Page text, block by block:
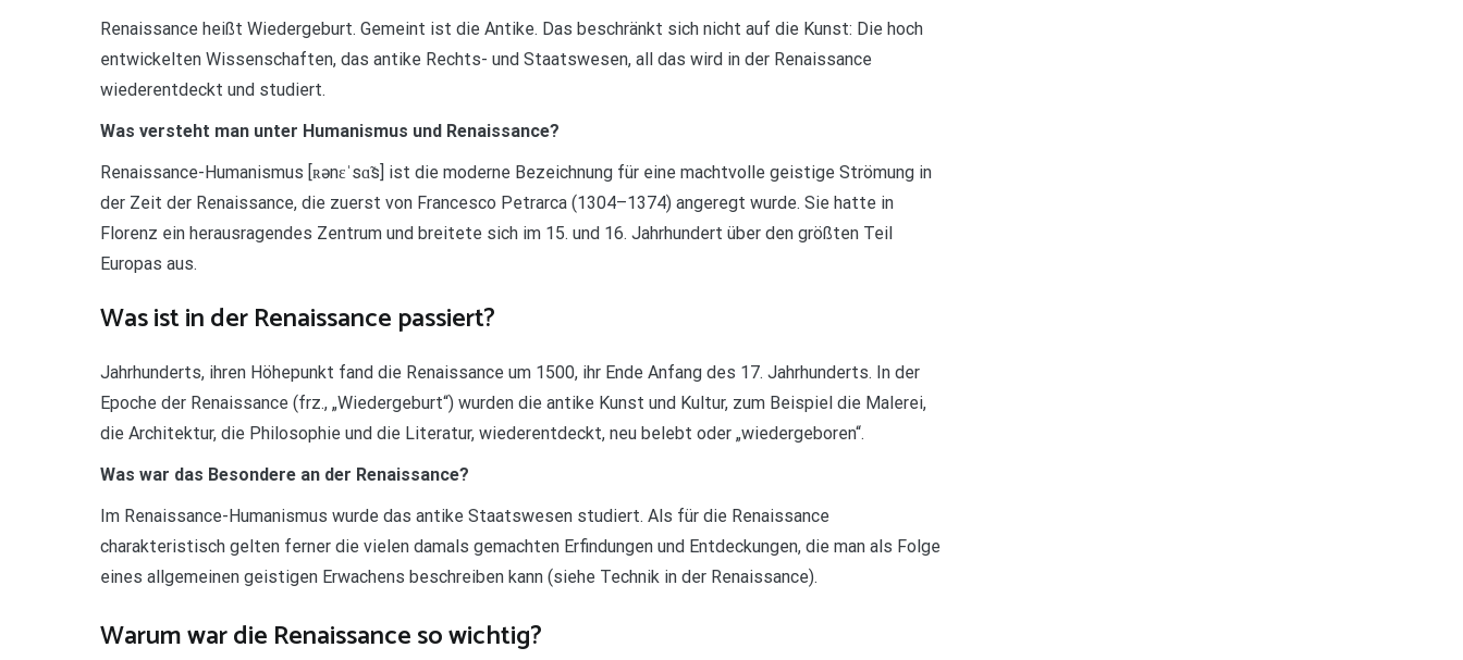
Renaissance heißt Wiedergeburt. Gemeint ist die Antike. Das beschränkt sich nicht auf die Kunst: Die hoch
entwickelten Wissenschaften, das antike Rechts- und Staatswesen, all das wird in der Renaissance
wiederentdeckt und studiert.
Was versteht man unter Humanismus und Renaissance?
Renaissance-Humanismus [ʀənɛˈsɑ̃s] ist die moderne Bezeichnung für eine machtvolle geistige Strömung in
der Zeit der Renaissance, die zuerst von Francesco Petrarca (1304–1374) angeregt wurde. Sie hatte in
Florenz ein herausragendes Zentrum und breitete sich im 15. und 16. Jahrhundert über den größten Teil
Europas aus.
Was ist in der Renaissance passiert?
Jahrhunderts, ihren Höhepunkt fand die Renaissance um 1500, ihr Ende Anfang des 17. Jahrhunderts. In der
Epoche der Renaissance (frz., „Wiedergeburt“) wurden die antike Kunst und Kultur, zum Beispiel die Malerei,
die Architektur, die Philosophie und die Literatur, wiederentdeckt, neu belebt oder „wiedergeboren“.
Was war das Besondere an der Renaissance?
Im Renaissance-Humanismus wurde das antike Staatswesen studiert. Als für die Renaissance
charakteristisch gelten ferner die vielen damals gemachten Erfindungen und Entdeckungen, die man als Folge
eines allgemeinen geistigen Erwachens beschreiben kann (siehe Technik in der Renaissance).
Warum war die Renaissance so wichtig?